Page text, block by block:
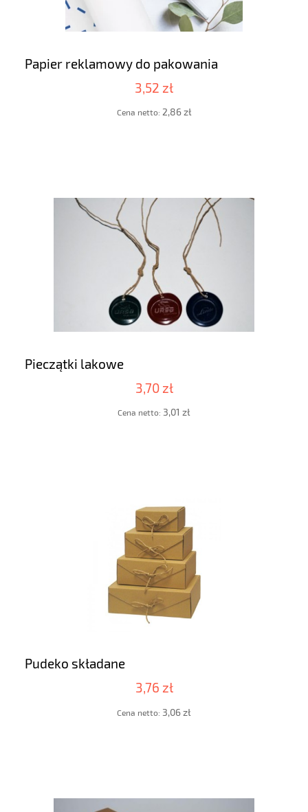
Papier reklamowy do pakowania
3,52 zł
Cena netto: 2,86 zł
Pieczątki lakowe
3,70 zł
Cena netto: 3,01 zł
Pudeko składane
3,76 zł
Cena netto: 3,06 zł